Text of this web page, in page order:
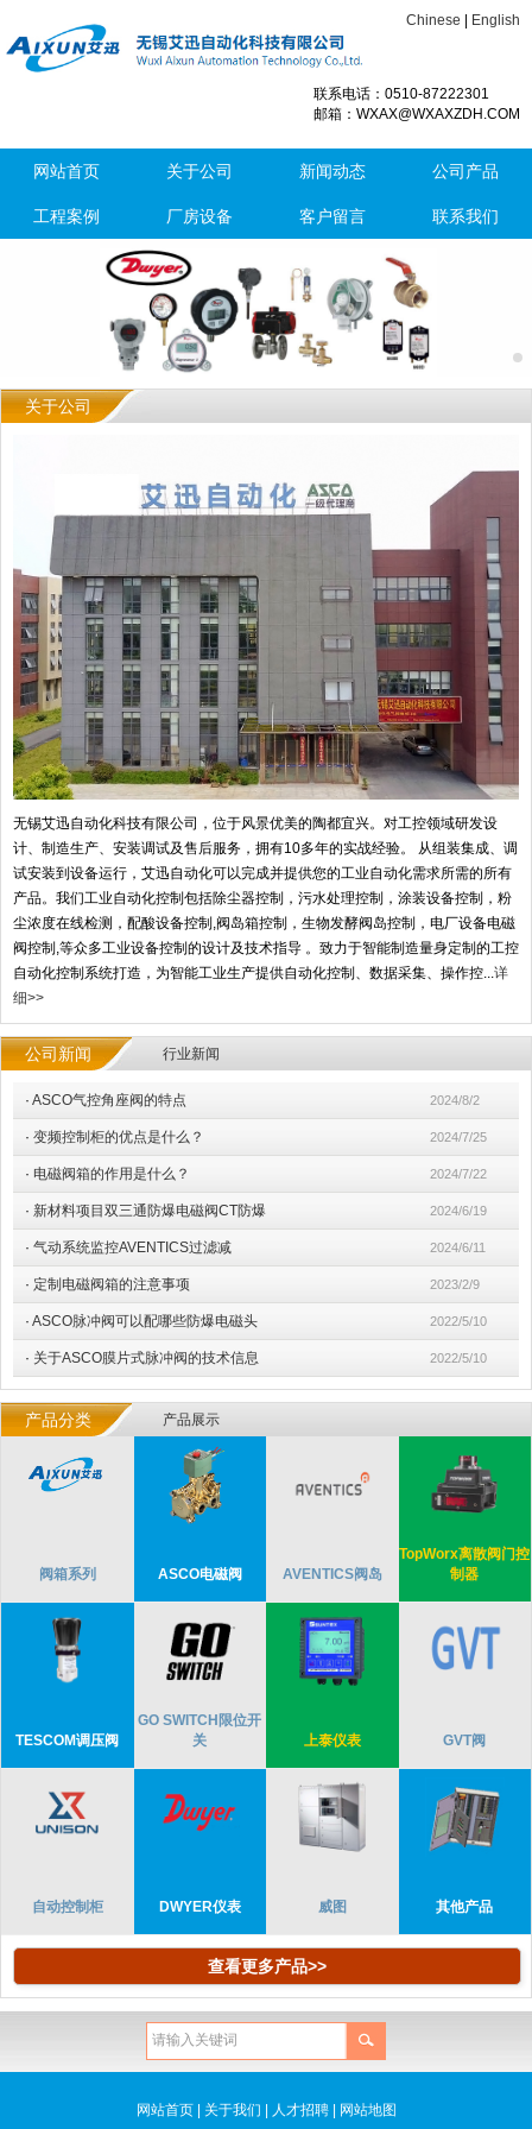
Chinese English
联系电话：0510-87222301
邮箱：WXAX@WXAXZDH.COM
网站首页 关于公司 新闻动态 公司产品
工程案例 厂房设备 客户留言 联系我们
关于公司
无锡艾迅自动化科技有限公司，位于风景优美的陶都宜兴。对工控领域研发设
计、制造生产、安装调试及售后服务，拥有10多年的实战经验。 从组装集成、调
试安装到设备运行，艾迅自动化可以完成并提供您的工业自动化需求所需的所有
产品。我们工业自动化控制包括除尘器控制，污水处理控制，涂装设备控制，粉
尘浓度在线检测，配酸设备控制,阀岛箱控制，生物发酵阀岛控制，电厂设备电磁
阀控制,等众多工业设备控制的设计及技术指导 。致力于智能制造量身定制的工控
自动化控制系统打造，为智能工业生产提供自动化控制、数据采集、操作控...详
细>>
公司新闻 行业新闻
· ASCO气控角座阀的特点 2024/8/2
· 变频控制柜的优点是什么？ 2024/7/25
· 电磁阀箱的作用是什么？ 2024/7/22
· 新材料项目双三通防爆电磁阀CT防爆 2024/6/19
· 气动系统监控AVENTICS过滤减 2024/6/11
· 定制电磁阀箱的注意事项 2023/2/9
· ASCO脉冲阀可以配哪些防爆电磁头 2022/5/10
· 关于ASCO膜片式脉冲阀的技术信息 2022/5/10
产品分类 产品展示
阀箱系列 ASCO电磁阀 AVENTICS阀岛
TopWorx离散阀门控
制器
TESCOM调压阀
GO SWITCH限位开
关
上泰仪表 GVT阀
自动控制柜 DWYER仪表 威图 其他产品
查看更多产品>>
网站首页| 关于我们 人才招聘| 网站地图